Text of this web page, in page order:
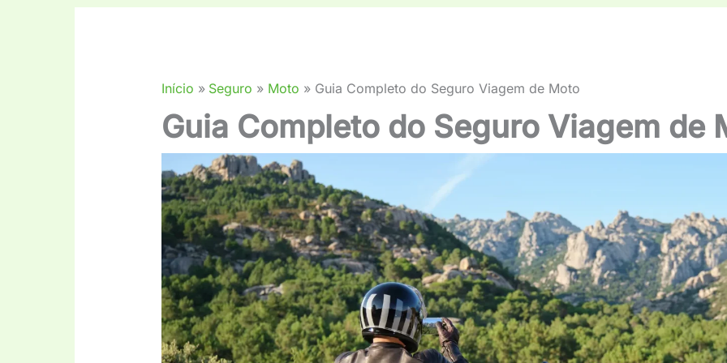
Início Seguro Moto Guia Completo do Seguro Viagem de Moto
Guia Completo do Seguro Viagem de